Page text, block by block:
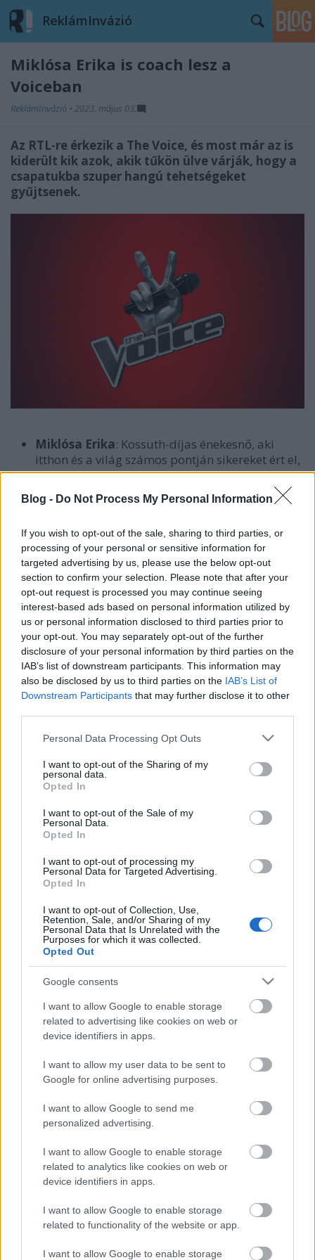
Blog - Do Not Process My Personal Information
If you wish to opt-out of the sale, sharing to third parties, or
processing of your personal or sensitive information for
targeted advertising by us, please use the below opt-out
section to confirm your selection. Please note that after your
opt-out request is processed you may continue seeing
interest-based ads based on personal information utilized by
us or personal information disclosed to third parties prior to
your opt-out. You may separately opt-out of the further
disclosure of your personal information by third parties on the
IAB’s list of downstream participants. This information may
also be disclosed by us to third parties on the IAB’s List of
Downstream Participants that may further disclose it to other
Please note that this website/app uses one or more Google
not limited to your visit or usage behaviour. You may click to
grant or deny consent to Google and its third-party tags to
use your data for below specified purposes in below Google
consent section.
Personal Data Processing Opt Outs
I want to opt-out of the Sharing of my
personal data.
Opted In
I want to opt-out of the Sale of my
Personal Data.
Opted In
I want to opt-out of processing my
Personal Data for Targeted Advertising.
Opted In
I want to opt-out of Collection, Use,
Retention, Sale, and/or Sharing of my
Personal Data that Is Unrelated with the
Purposes for which it was collected.
Opted Out
Google consents
I want to allow Google to enable storage
related to advertising like cookies on web or
device identifiers in apps.
I want to allow my user data to be sent to
Google for online advertising purposes.
I want to allow Google to send me
personalized advertising.
I want to allow Google to enable storage
related to analytics like cookies on web or
device identifiers in apps.
I want to allow Google to enable storage
related to functionality of the website or app.
I want to allow Google to enable storage
ReklámInvázió
Miklósa Erika is coach lesz a
Voiceban
ReklámInvázió • 2023. május 03.
Az RTL-re érkezik a The Voice, és most már az is
kiderült kik azok, akik tűkön ülve várják, hogy a
csapatukba szuper hangú tehetségeket
gyűjtsenek.
Miklósa Erika: Kossuth-díjas énekesnő, aki
itthon és a világ számos pontján sikereket ért el,
a Milánói Scalától a New York-i Metropolitanig.
Trokán Nóri: Junior-príma díjas színésznő,
akivel magyar és világhírű sorozatokban,
prózai szerepek mellett musicalekben is
főszerepeket játszik. Emellett színészkollégáival
kiegészülve tematikus koncertsorozattal járják
az országot.
Curtis: Többszörös arany- és platinalemezes,
Fonogram és Bravo Otto díjas előadó-dalszerző.
Manuel : Négy évvel ezelőtt az X-Faktorban
robbant be a zenei életbe, idén megjelent
nagylemeze, ami a tavasz közepére már
négyszeres platina lemez lett, a Spotify Global
Debut listájának legjobb 5 albuma közé jutott
Ők négyen tehát a The Voice Magyarország coachai,
akik nem kisebb feladatra vállalkoznak, mint
megtalálni csapatukba azt, aki megnyerheti a hazai
tehetségkutatók valaha volt legnagyobb
pénznyereményét,
A The Voice Magyarország
műsorvezetője pedig
Istenes Bence lesz
ebben az új feladatban kipróbálja magát.
A The Voice egy énekes tehetségkutató showműsor
eltérnek az eddig megszokottól, hiszen itt a coachok
úgy választják ki a meghatározott számú
versenyzőiket, hogy az első megmérettetésen nem
látják, csak hallják őket, így csupán a fülükre és a
megérzésükre tudnak hagyatkozni. A versenyzőknek
hogy továbbjussanak, ugyanis, ha az egyikük
megfordul a versenyző felé, azzal automatikusan
tovább is juttatta a csapatába. Abban az esetben, ha
többen megfordulnak, a versenyző választhat, kinek
a csapatába szeretne kerülni. A válogatókat pedig
majd a Párbajok, a Kiütések és az Élő showk követik.
- közölte szerda délelőtt az RTL.
Fotó: RTL
Címkék:RTL The Voice Miklósa Erika Trokán Nóra
Manuel
Istenes Bence